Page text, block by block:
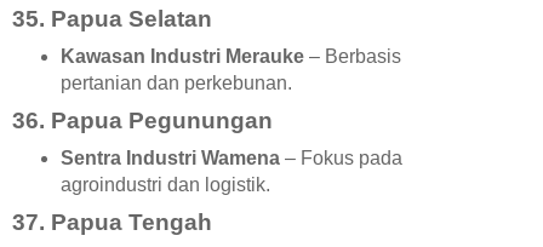
35. Papua Selatan
Kawasan Industri Merauke– Berbasis
pertanian dan perkebunan.
36. Papua Pegunungan
Sentra Industri Wamena– Fokus pada
agroindustri dan logistik.
37. Papua Tengah